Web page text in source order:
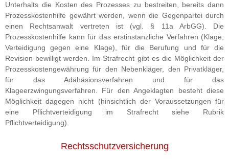
Unterhalts die Kosten des Prozesses zu bestreiten, bereits dann
Prozesskostenhilfe gewährt werden, wenn die Gegenpartei durch
einen Rechtsanwalt vertreten ist (vgl. § 11a ArbGG). Die
Prozesskostenhilfe kann für das erstinstanzliche Verfahren (Klage,
Verteidigung gegen eine Klage), für die Berufung und für die
Revision bewilligt werden. Im Strafrecht gibt es die Möglichkeit der
Prozesskostengewährung für den Nebenkläger, den Privatkläger,
für das Adähäsionsverfahren und für das
Klageerzwingungsverfahren. Für den Angeklagten besteht diese
Möglichkeit dagegen nicht (hinsichtlich der Voraussetzungen für
eine Pflichtverteidigung im Strafrecht siehe Rubrik
Pflichtverteidigung).
Rechtsschutzversicherung